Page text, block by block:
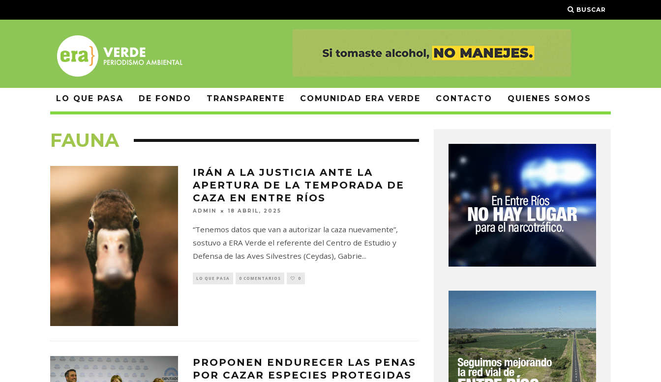
BUSCAR
LO QUE PASA DE FONDO TRANSPARENTE COMUNIDAD ERA VERDE CONTACTO QUIENES SOMOS
FAUNA
IRÁN A LA JUSTICIA ANTE LA
APERTURA DE LA TEMPORADA DE
CAZA EN ENTRE RÍOS
ADMIN 18 ABRIL, 2025
“Tenemos datos que van a autorizar la caza nuevamente”,
sostuvo a ERA Verde el referente del Centro de Estudio y
Defensa de las Aves Silvestres (Ceydas), Gabrie...
LO QUE PASA 0 COMENTARIOS 0
PROPONEN ENDURECER LAS PENAS
POR CAZAR ESPECIES PROTEGIDAS